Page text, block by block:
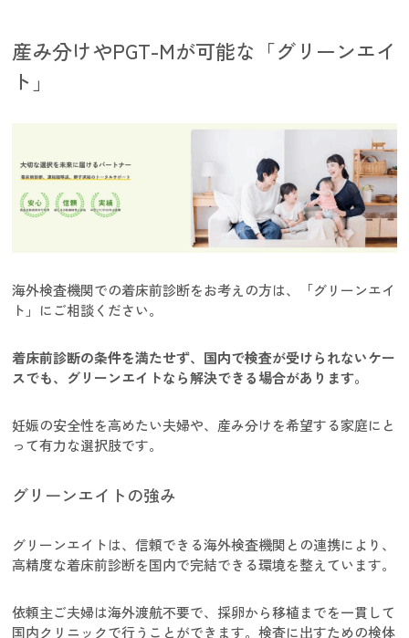
産み分けやPGT-Mが可能な「グリーンエイ
ト」
海外検査機関での着床前診断をお考えの方は、「グリーンエイ
ト」にご相談ください。
着床前診断の条件を満たせず、国内で検査が受けられないケー
スでも、グリーンエイトなら解決できる場合があります。
妊娠の安全性を高めたい夫婦や、産み分けを希望する家庭にと
って有力な選択肢です。
グリーンエイトの強み
グリーンエイトは、信頼できる海外検査機関との連携により、
高精度な着床前診断を国内で完結できる環境を整えています。
依頼主ご夫婦は海外渡航不要で、採卵から移植までを一貫して
国内クリニックで行うことができます。検査に出すための検体